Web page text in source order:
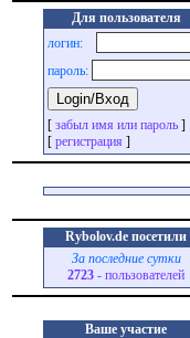
Для пользователя
логин:
пароль:
[ забыл имя или пароль ]
[ регистрация ]
Rybolov.de посетили
За последние сутки
2723 - пользователей
Ваше участие